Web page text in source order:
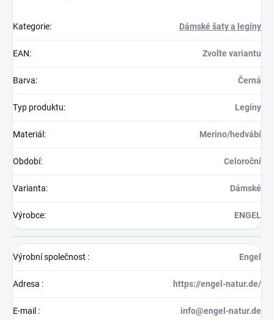
Kategorie: Dámské šaty a legíny
EAN: Zvolte variantu
Barva: Černá
Typ produktu: Legíny
Materiál : Merino/hedvábí
Období: Celoroční
Varianta: Dámské
Výrobce: ENGEL
Výrobní společnost : Engel
Adresa : https://engel-natur.de/
E-mail : info@engel-natur.de